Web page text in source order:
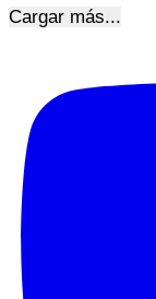
Cargar más...